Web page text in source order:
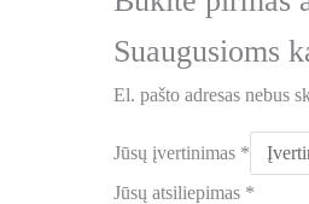
Suaugusioms
El. pašto adresas nebus
Jūsų įvertinimas *
Jūsų atsiliepimas *